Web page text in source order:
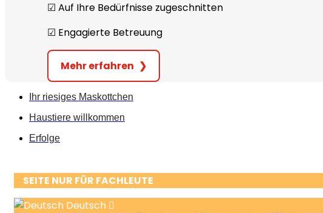
☑︎ Auf Ihre Bedürfnisse zugeschnitten
☑︎ Engagierte Betreuung
Mehr erfahren ❯
Ihr riesiges Maskottchen
Haustiere willkommen
Erfolge
SEITE NUR FÜR FACHLEUTE
Deutsch